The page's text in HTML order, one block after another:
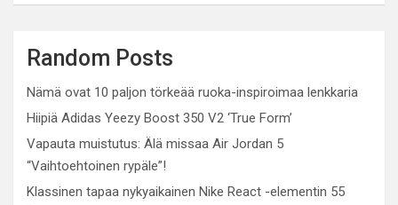
Random Posts
Nämä ovat 10 paljon törkeää ruoka-inspiroimaa lenkkaria
Hiipiä Adidas Yeezy Boost 350 V2 ‘True Form’
Vapauta muistutus: Älä missaa Air Jordan 5
“Vaihtoehtoinen rypäle”!
Klassinen tapaa nykyaikainen Nike React -elementin 55